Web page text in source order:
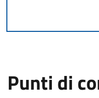
Punti di